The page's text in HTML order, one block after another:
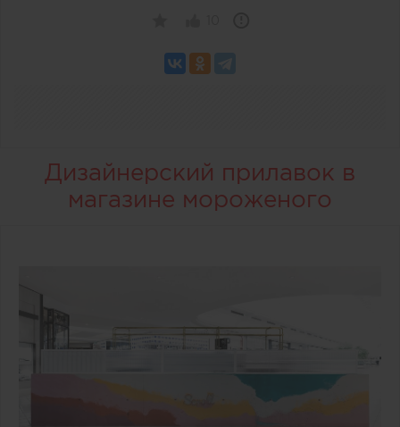
Дизайнерский прилавок в
магазине мороженого